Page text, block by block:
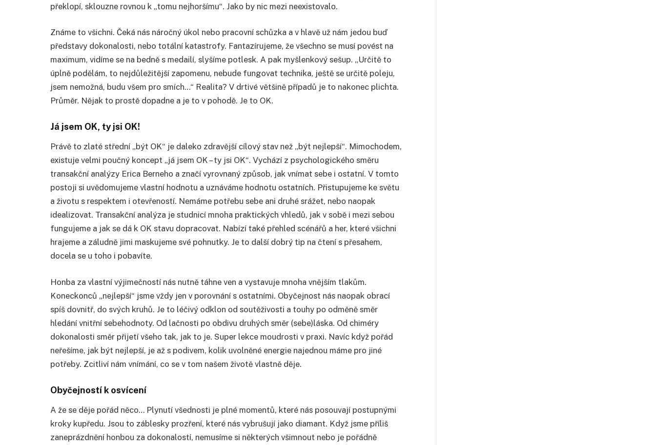
překlopí, sklouzne rovnou k „tomu nejhoršímu“. Jako by nic mezi neexistovalo.
Známe to všichni. Čeká nás náročný úkol nebo pracovní schůzka a v hlavě už nám jedou buď
představy dokonalosti, nebo totální katastrofy. Fantazírujeme, že všechno se musí povést na
maximum, vidíme se na bedně s medailí, slyšíme potlesk. A pak myšlenkový sešup. „Určitě to
úplně podělám, to nejdůležitější zapomenu, nebude fungovat technika, ještě se určitě poleju,
jsem nemožná, budu všem pro smích…“ Realita? V drtivé většině případů je to nakonec plichta.
Průměr. Nějak to prostě dopadne a je to v pohodě. Je to OK.
Já jsem OK, ty jsi OK!
Právě to zlaté střední „být OK“ je daleko zdravější cílový stav než „být nejlepší“. Mimochodem,
existuje velmi poučný koncept „já jsem OK – ty jsi OK“. Vychází z psychologického směru
transakční analýzy Erica Berneho a značí vyrovnaný způsob, jak vnímat sebe i ostatní. V tomto
postoji si uvědomujeme vlastní hodnotu a uznáváme hodnotu ostatních. Přistupujeme ke světu
a životu s respektem i otevřeností. Nemáme potřebu sebe ani druhé srážet, nebo naopak
idealizovat. Transakční analýza je studnicí mnoha praktických vhledů, jak v sobě i mezi sebou
fungujeme a jak se dá k OK stavu dopracovat. Nabízí také přehled scénářů a her, které všichni
hrajeme a záludně jimi maskujeme své pohnutky. Je to další dobrý tip na čtení s přesahem,
docela se u toho i pobavíte.
Honba za vlastní výjimečností nás nutně táhne ven a vystavuje mnoha vnějším tlakům.
Koneckonců „nejlepší“ jsme vždy jen v porovnání s ostatními. Obyčejnost nás naopak obrací
spíš dovnitř, do svých kruhů. Je to léčivý odklon od soutěživosti a touhy po odměně směr
hledání vnitřní sebehodnoty. Od lačnosti po obdivu druhých směr (sebe)láska. Od chiméry
dokonalosti směr přijetí všeho tak, jak to je. Super lekce moudrosti v praxi. Navíc když pořád
neřešíme, jak být nejlepší, je až s podivem, kolik uvolněné energie najednou máme pro jiné
potřeby. Zcitliví nám vnímání, co se v tom našem životě vlastně děje.
Obyčejností k osvícení
A že se děje pořád něco… Plynutí všednosti je plné momentů, které nás posouvají postupnými
kroky kupředu. Jsou to záblesky prozření, které nás vybrušují jako diamant. Když jsme příliš
zaneprázdnění honbou za dokonalostí, nemusíme si některých všimnout nebo je pořádně